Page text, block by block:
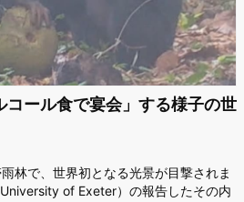
コール食で宴会」する様子の世
林で、世界初となる光景が目撃されま
of Exeter）の報告したその内